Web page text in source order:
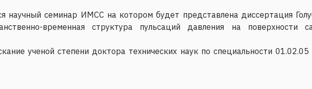
научный семинар ИМСС на котором будет представлена диссертация
временная структура пульсаций давления на поверхности
ученой степени доктора технических наук по специальности